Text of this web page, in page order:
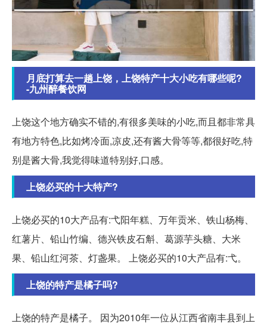
月底打算去一趟上饶，上饶特产十大小吃有哪些呢?
-九州醉餐饮网
上饶这个地方确实不错的,有很多美味的小吃,而且都非常具
有地方特色,比如烤冷面,凉皮,还有酱大骨等等,都很好吃,特
别是酱大骨,我觉得味道特别好,口感。
上饶必买的十大特产?
上饶必买的10大产品有:弋阳年糕、万年贡米、铁山杨梅、
红薯片、铅山竹编、德兴铁皮石斛、葛源芋头糖、大米
果、铅山红河茶、灯盏果。 上饶必买的10大产品有:弋。
上饶的特产是橘子吗?
上饶的特产是橘子。 因为2010年一位从江西省南丰县到上